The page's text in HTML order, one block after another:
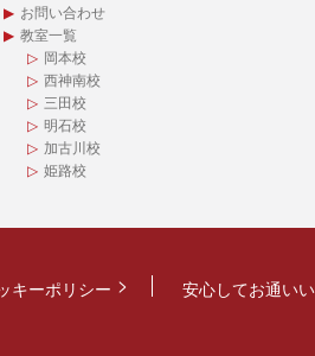
お問い合わせ
教室一覧
岡本校
西神南校
三田校
明石校
加古川校
姫路校
キーポリシー 安心してお通い